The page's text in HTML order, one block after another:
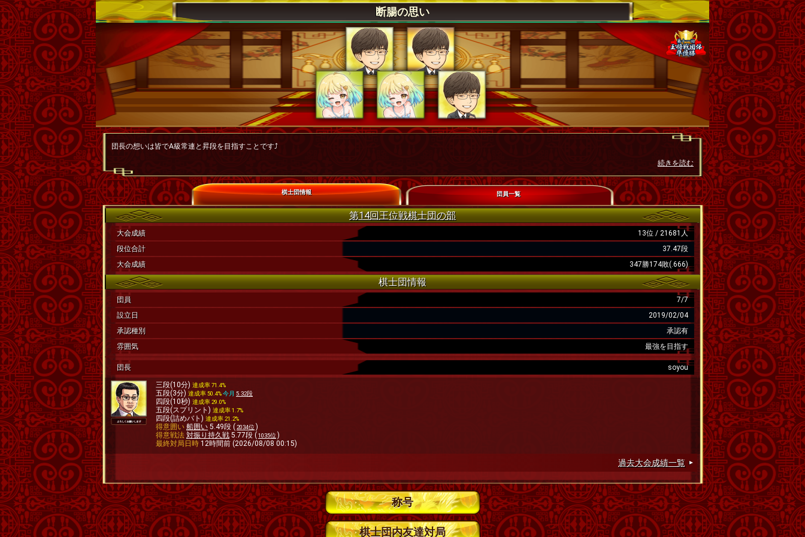
断腸の思い
団長の想いは皆でA級常連と昇段を目指すことです⤴️
準優勝2期獲得 A級通算45期獲得
A級以上獲得率52.8% 47/89
続きを読む
棋士団情報 団員一覧
第14回王位戦棋士団の部
大会成績
13位 / 21681人
段位合計
37.47段
大会成績
347勝174敗(.666)
棋士団情報
団員
7/7
設立日
2019/02/04
承認種別
承認有
雰囲気
最強を目指す
団長 soyou
三段(10分)達成率 71.4%
五段(3分)達成率 50.4%今月5.32段
四段(10秒)達成率 29.0%
五段(スプリント)達成率 1.7%
四段(詰めバト)達成率 21.2%
得意囲い 船囲い 5.49段 (2034位 )
得意戦法 対振り持久戦 5.77段 (1035位 )
最終対局日時 12時間前 (2026/08/08 00:15)
過去大会成績一覧
称号
棋士団内友達対局